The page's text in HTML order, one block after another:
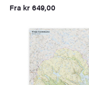
Fra kr649,00